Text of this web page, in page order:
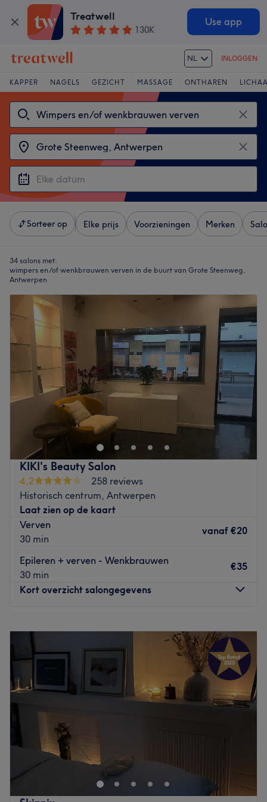
Treatwell
130K
Use app
NL INLOGGEN
KAPPER NAGELS GEZICHT MASSAGE ONTHAREN
Sorteer op Elke prijs Voorzieningen Merken
34 salons met:
wimpers en/of wenkbrauwen verven in de buurt van Grote Steenweg,
Antwerpen
KIKI's Beauty Salon
4,2
258 reviews
Historisch centrum, Antwerpen
Laat zien op de kaart
Verven
30 min
vanaf €20
Epileren + verven - Wenkbrauwen
30 min
€35
Kort overzicht salongegevens
10:00–18:00
Woensdag
10:00–18:00
10:00–18:00
Vrijdag
10:00–18:00
Zaterdag
10:00
18:00
18:00
KIKI's Beauty Salon in Antwerpen combineert en gebruikt
de essentie van de oosterse en westerse
schoonheidsindustrie, en is bovendien erg goed in de
mysterie van huidmanagement. Je zult hier dus als nieuw
de salon weer verlaten!